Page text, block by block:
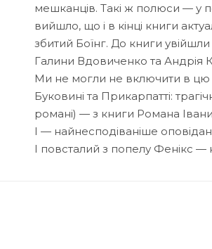
мешканців. Такі ж полюси — у
вийшло, що і в кінці книги
збитий Боїнг. До книги
Галини Вдовиченко та Андрія
Ми не могли не включити в цю
Буковині та Прикарпатті:
романі) — з книги Романа
І — найнесподіваніше
І повсталий з попелу Фенікс —